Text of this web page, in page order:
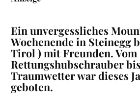
Ein unvergessliches
Wochenende in Steinegg
Tirol ) mit Freunden. Vom
Rettungshubschrauber
Traumwetter war dieses
geboten.